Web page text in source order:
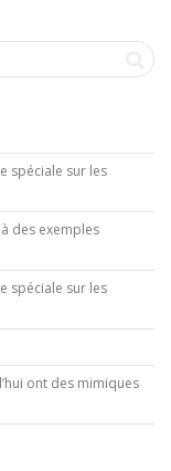
spéciale sur les
des exemples
spéciale sur les
ont des mimiques